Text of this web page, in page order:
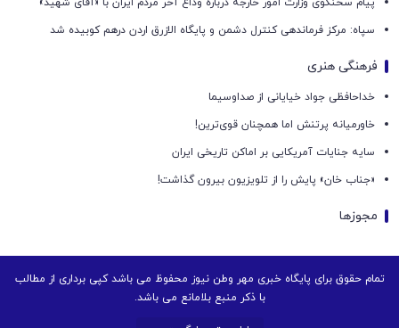
پیام سخنگوی وزارت امور خارجه درباره وداع آخر مردم ایران با «آقای شهید»
سپاه: مرکز فرماندهی کنترل دشمن و پایگاه الازرق اردن درهم کوبیده شد
فرهنگی هنری
خداحافظی جواد خیایانی از صداوسیما
خاورمیانه پرتنش اما همچنان قوی‌ترین!
سایه جنایات آمریکایی بر اماکن تاریخی ایران
«جناب خان» پایش را از تلویزیون بیرون گذاشت!
مجوزها
تمام حقوق برای پایگاه خبری مهر وطن نیوز محفوظ می باشد کپی برداری از مطالب
با ذکر منبع بلامانع می باشد.